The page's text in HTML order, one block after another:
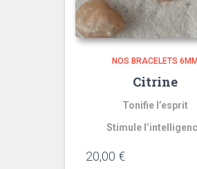
NOS BRACELETS 6MM
Citrine
Tonifie l’esprit
Stimule
20,00 €